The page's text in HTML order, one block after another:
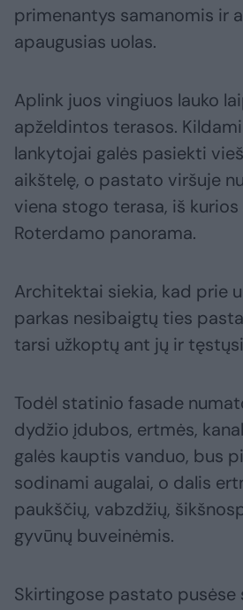
primenantys samanomis ir
apaugusias uolas.
Aplink juos vingiuos lauko
apželdintos terasos.
lankytojai galės pasiekti
aikštelę, o pastato viršuje
viena stogo terasa, iš
Roterdamo panorama.
Architektai siekia, kad prie
parkas nesibaigtų ties
tarsi užkoptų ant jų ir
Todėl statinio fasade
dydžio įdubos, ertmės,
galės kauptis vanduo, bus
sodinami augalai, o dalis
paukščių, vabzdžių,
gyvūnų buveinėmis.
Skirtingose pastato pusėse